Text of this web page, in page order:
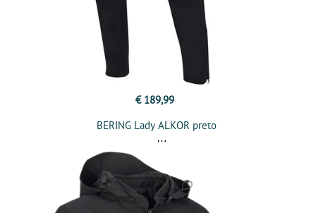
€ 189,99
BERING Lady ALKOR preto